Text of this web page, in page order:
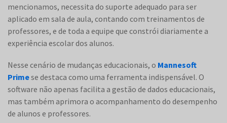
mencionamos, necessita do suporte adequado para ser
aplicado em sala de aula, contando com treinamentos de
professores, e de toda a equipe que constrói diariamente a
experiência escolar dos alunos.
Nesse cenário de mudanças educacionais, o Mannesoft
Primese destaca como uma ferramenta indispensável. O
software não apenas facilita a gestão de dados educacionais,
mas também aprimora o acompanhamento do desempenho
de alunos e professores.